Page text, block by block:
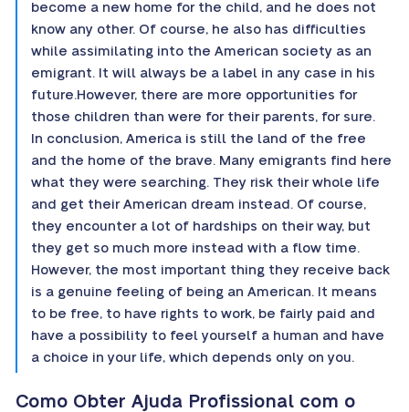
become a new home for the child, and he does not
know any other. Of course, he also has difficulties
while assimilating into the American society as an
emigrant. It will always be a label in any case in his
future.However, there are more opportunities for
those children than were for their parents, for sure.
In conclusion, America is still the land of the free
and the home of the brave. Many emigrants find here
what they were searching. They risk their whole life
and get their American dream instead. Of course,
they encounter a lot of hardships on their way, but
they get so much more instead with a flow time.
However, the most important thing they receive back
is a genuine feeling of being an American. It means
to be free, to have rights to work, be fairly paid and
have a possibility to feel yourself a human and have
a choice in your life, which depends only on you.
Como Obter Ajuda Profissional com o